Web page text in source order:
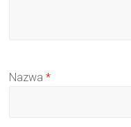
Nazwa*